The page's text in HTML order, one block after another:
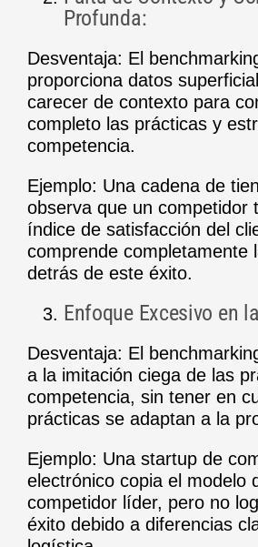
Profunda:
Desventaja: El
proporciona datos
carecer de contexto para
completo las prácticas y
competencia.
Ejemplo: Una cadena de
observa que un competidor
índice de satisfacción del
comprende completamente
detrás de este éxito.
Enfoque Excesivo en
Desventaja: El
a la imitación ciega de las
competencia, sin tener en
prácticas se adaptan a la
Ejemplo: Una startup de
electrónico copia el modelo
competidor líder, pero no
éxito debido a diferencias